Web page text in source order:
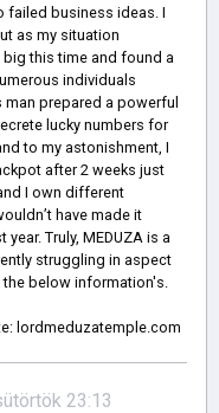
failed business ideas. I
as my situation
this time and found a
individuals
prepared a powerful
lucky numbers for
to my astonishment, I
after 2 weeks just
I own different
have made it
Truly, MEDUZA is a
struggling in aspect
the below information's.
lordmeduzatemple.com
23:13